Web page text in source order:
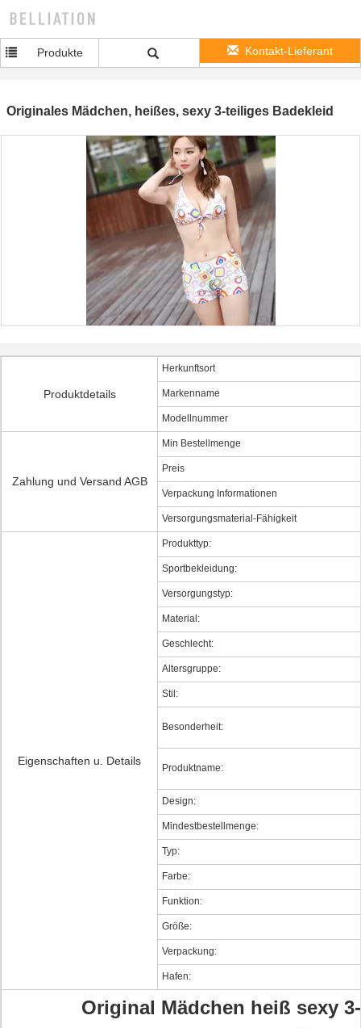
Produkte Kontakt-Lieferant
Originales Mädchen, heißes, sexy 3-teiliges Badekleid
Produktdetails
Herkunftsort
Markenname
Modellnummer
Zahlung und Versand AGB
Min Bestellmenge
Preis
Verpackung Informationen
Versorgungsmaterial-Fähigkeit
Eigenschaften u. Details
Produkttyp:
Sportbekleidung:
Versorgungstyp:
Material:
Geschlecht:
Altersgruppe:
Stil:
Besonderheit:
Produktname:
Design:
Mindestbestellmenge:
Typ:
Farbe:
Funktion:
Größe:
Verpackung:
Hafen:
Original Mädchen heiß sexy